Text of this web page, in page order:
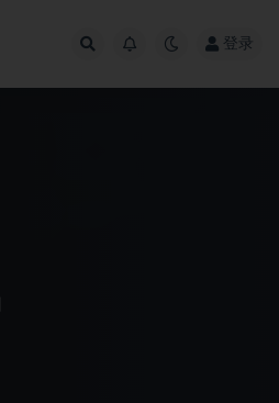
登录